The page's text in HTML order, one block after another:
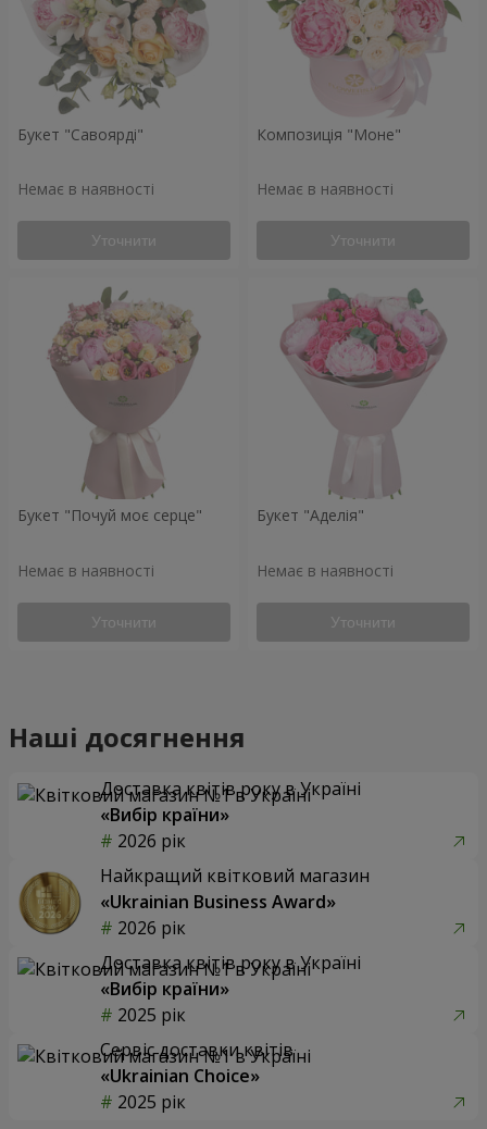
Букет "Савоярді"
Немає в наявності
Уточнити
Композиція "Моне"
Немає в наявності
Уточнити
Букет "Почуй моє серце"
Немає в наявності
Уточнити
Букет "Аделія"
Немає в наявності
Уточнити
Наші досягнення
Доставка квітів року в Україні
«Вибір країни»
2026 рік
Найкращий квітковий магазин
«Ukrainian Business Award»
2026 рік
Доставка квітів року в Україні
«Вибір країни»
2025 рік
Сервіс доставки квітів
«Ukrainian Choice»
2025 рік